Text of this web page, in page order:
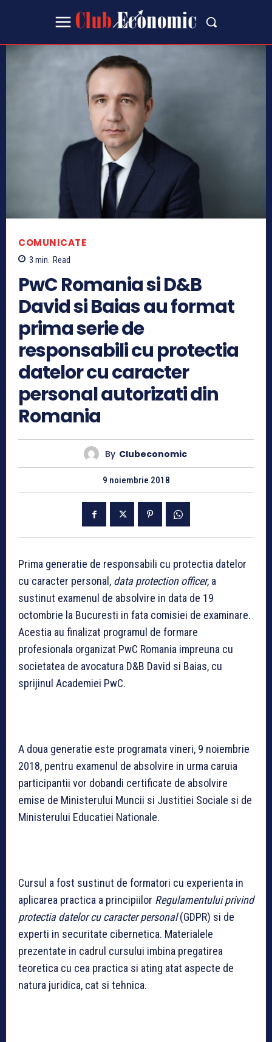
COMUNICATE
3 min. Read
PwC Romania si D&B
David si Baias au format
prima serie de
responsabili cu protectia
datelor cu caracter
personal autorizati din
Romania
By Clubeconomic
9 noiembrie 2018
Prima generatie de responsabili cu protectia datelor
cu caracter personal, data protection officer, a
sustinut examenul de absolvire in data de 19
octombrie la Bucuresti in fata comisiei de examinare.
Acestia au finalizat programul de formare
profesionala organizat PwC Romania impreuna cu
societatea de avocatura D&B David si Baias, cu
sprijinul Academiei PwC.
A doua generatie este programata vineri, 9 noiembrie
2018, pentru examenul de absolvire in urma caruia
participantii vor dobandi certificate de absolvire
emise de Ministerului Muncii si Justitiei Sociale si de
Ministerului Educatiei Nationale.
Cursul a fost sustinut de formatori cu experienta in
aplicarea practica a principiilor Regulamentului privind
protectia datelor cu caracter personal(GDPR) si de
experti in securitate cibernetica. Materialele
prezentate in cadrul cursului imbina pregatirea
teoretica cu cea practica si ating atat aspecte de
natura juridica, cat si tehnica.